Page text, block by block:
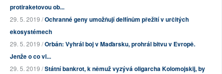
protiraketovou ob...
29. 5. 2019 /Ochranné geny umožňují delfínům přežití v určitých
ekosystémech
29. 5. 2019 /Orbán: Vyhrál boj v Maďarsku, prohrál bitvu v Evropě.
Jenže o co vl...
29. 5. 2019 /Státní bankrot, k němuž vyzývá oligarcha Kolomojskij, by